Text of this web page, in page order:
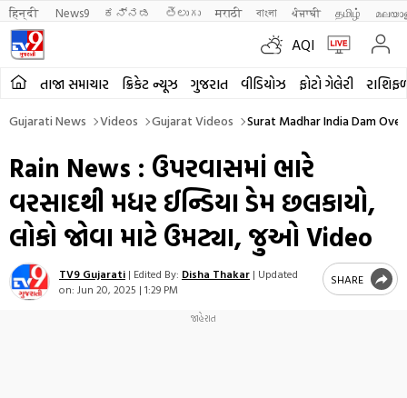
हिन्दी News9 ಕನ್ನಡ తెలుగు मराठी বাংলা ਪੰਜਾਬੀ தமிழ்
AQI
તાજા સમાચાર ક્રિકેટ ન્યૂઝ ગુજરાત વીડિયોઝ ફોટો ગેલેરી
Gujarati News Videos Gujarat Videos Surat Madhar India Dam
Rain News : ઉપરવાસમાં ભારે
વરસાદથી મધર ઈન્ડિયા ડેમ છલકાયો,
લોકો જોવા માટે ઉમટ્યા, જુઓ Video
TV9 Gujarati | Edited By: Disha Thakar | Updated
on: Jun 20, 2025 | 1:29 PM
SHARE